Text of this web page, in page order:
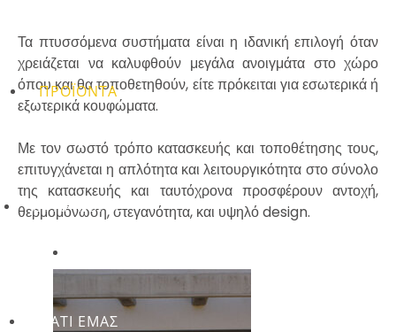
ΠΡΟΪΟΝΤΑ
ΕΦΑΡΜΟΓΕΣ
ΓΙΑΤΙ ΕΜΑΣ
Τα πτυσσόμενα συστήματα είναι η ιδανική επιλογή όταν
χρειάζεται να καλυφθούν μεγάλα ανοιγμάτα στο χώρο
όπου και θα τοποθετηθούν, είτε πρόκειται για εσωτερικά ή
εξωτερικά κουφώματα.
Με τον σωστό τρόπο κατασκευής και τοποθέτησης τους,
επιτυγχάνεται η απλότητα και λειτουργικότητα στο σύνολο
της κατασκευής και ταυτόχρονα προσφέρουν αντοχή,
θερμομόνωση, στεγανότητα, και υψηλό design.